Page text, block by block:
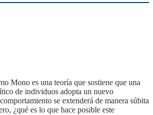
de individuos adopta un nuevo
se extenderá de manera súbita
¿qué es lo que hace posible este